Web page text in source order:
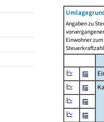
Angaben zu
Einwohner